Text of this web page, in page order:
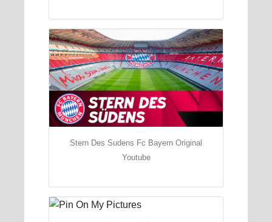
Stern Des Sudens Fc Bayern Original
Youtube